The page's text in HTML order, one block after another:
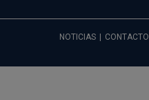
NOTICIAS CONTACTO